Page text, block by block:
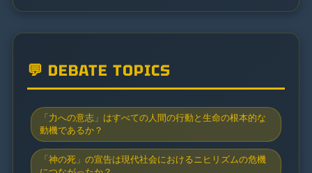
💬 DEBATE TOPICS
「力への意志」はすべての人間の行動と生命の根本的な
動機であるか？
「神の死」の宣告は現代社会におけるニヒリズムの危機